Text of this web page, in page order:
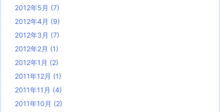
2012年5月 (7)
2012年4月 (9)
2012年3月 (7)
2012年2月 (1)
2012年1月 (2)
2011年12月 (1)
2011年11月 (4)
2011年10月 (2)